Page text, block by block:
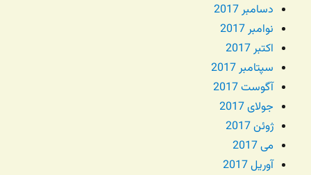
دسامبر 2017
نوامبر 2017
اکتبر 2017
سپتامبر 2017
آگوست 2017
جولای 2017
ژوئن 2017
می 2017
آوریل 2017